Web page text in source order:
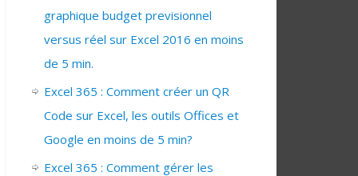
graphique budget previsionnel
versus réel sur Excel 2016 en moins
de 5 min.
Excel 365 : Comment créer un QR
Code sur Excel, les outils Offices et
Google en moins de 5 min?
Excel 365 : Comment gérer les